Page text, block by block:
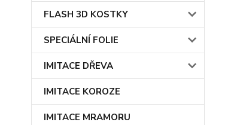
FLASH 3D KOSTKY
SPECIÁLNÍ FOLIE
IMITACE DŘEVA
IMITACE KOROZE
IMITACE MRAMORU